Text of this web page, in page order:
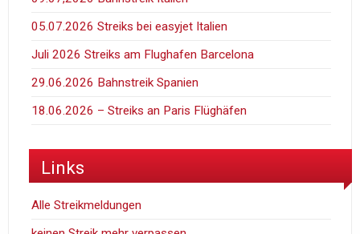
05.07.2026 Streiks bei easyjet Italien
Juli 2026 Streiks am Flughafen Barcelona
29.06.2026 Bahnstreik Spanien
18.06.2026 – Streiks an Paris Flüghäfen
Links
Alle Streikmeldungen